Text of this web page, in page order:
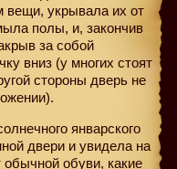
вещи, укрывала их от
полы, и, закончив
за собой
вниз (у многих стоят
стороны дверь не
январского
двери и увидела на
обычной обуви, какие